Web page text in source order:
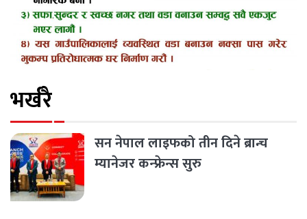
भर्खरै
सन नेपाल लाइफको तीन दिने ब्रान्च
म्यानेजर कन्फ्रेन्स सुरु